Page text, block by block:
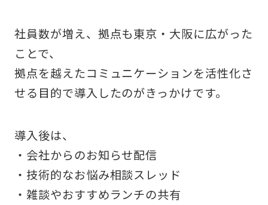
社員数が増え、拠点も東京・大阪に広がった
ことで、
拠点を越えたコミュニケーションを活性化さ
せる目的で導入したのがきっかけです。
導入後は、
・会社からのお知らせ配信
・技術的なお悩み相談スレッド
・雑談やおすすめランチの共有